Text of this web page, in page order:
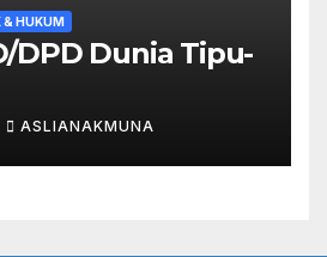
& HUKUM
DPD Dunia Tipu-
ASLIANAKMUNA